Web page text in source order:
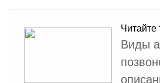
Читайте
Виды